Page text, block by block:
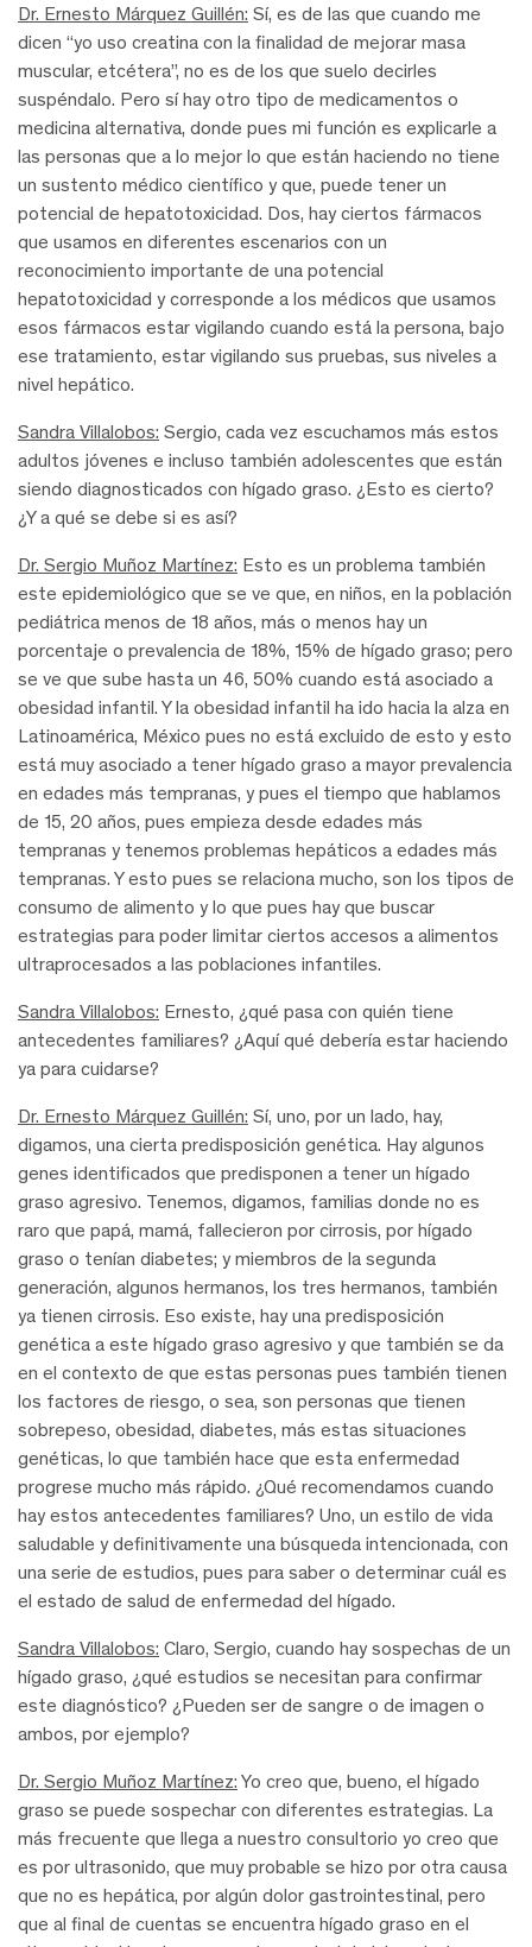
Dr. Ernesto Márquez Guillén: Sí, es de las que cuando me
dicen “yo uso creatina con la finalidad de mejorar masa
muscular, etcétera”, no es de los que suelo decirles
suspéndalo. Pero sí hay otro tipo de medicamentos o
medicina alternativa, donde pues mi función es explicarle a
las personas que a lo mejor lo que están haciendo no tiene
un sustento médico científico y que, puede tener un
potencial de hepatotoxicidad. Dos, hay ciertos fármacos
que usamos en diferentes escenarios con un
reconocimiento importante de una potencial
hepatotoxicidad y corresponde a los médicos que usamos
esos fármacos estar vigilando cuando está la persona, bajo
ese tratamiento, estar vigilando sus pruebas, sus niveles a
nivel hepático.
Sandra Villalobos: Sergio, cada vez escuchamos más estos
adultos jóvenes e incluso también adolescentes que están
siendo diagnosticados con hígado graso. ¿Esto es cierto?
¿Y a qué se debe si es así?
Dr. Sergio Muñoz Martínez: Esto es un problema también
este epidemiológico que se ve que, en niños, en la población
pediátrica menos de 18 años, más o menos hay un
porcentaje o prevalencia de 18%, 15% de hígado graso; pero
se ve que sube hasta un 46, 50% cuando está asociado a
obesidad infantil. Y la obesidad infantil ha ido hacia la alza en
Latinoamérica, México pues no está excluido de esto y esto
está muy asociado a tener hígado graso a mayor prevalencia
en edades más tempranas, y pues el tiempo que hablamos
de 15, 20 años, pues empieza desde edades más
tempranas y tenemos problemas hepáticos a edades más
tempranas. Y esto pues se relaciona mucho, son los tipos de
consumo de alimento y lo que pues hay que buscar
estrategias para poder limitar ciertos accesos a alimentos
ultraprocesados a las poblaciones infantiles.
Sandra Villalobos: Ernesto, ¿qué pasa con quién tiene
antecedentes familiares? ¿Aquí qué debería estar haciendo
ya para cuidarse?
Dr. Ernesto Márquez Guillén: Sí, uno, por un lado, hay,
digamos, una cierta predisposición genética. Hay algunos
genes identificados que predisponen a tener un hígado
graso agresivo. Tenemos, digamos, familias donde no es
raro que papá, mamá, fallecieron por cirrosis, por hígado
graso o tenían diabetes; y miembros de la segunda
generación, algunos hermanos, los tres hermanos, también
ya tienen cirrosis. Eso existe, hay una predisposición
genética a este hígado graso agresivo y que también se da
en el contexto de que estas personas pues también tienen
los factores de riesgo, o sea, son personas que tienen
sobrepeso, obesidad, diabetes, más estas situaciones
genéticas, lo que también hace que esta enfermedad
progrese mucho más rápido. ¿Qué recomendamos cuando
hay estos antecedentes familiares? Uno, un estilo de vida
saludable y definitivamente una búsqueda intencionada, con
una serie de estudios, pues para saber o determinar cuál es
el estado de salud de enfermedad del hígado.
Sandra Villalobos: Claro, Sergio, cuando hay sospechas de un
hígado graso, ¿qué estudios se necesitan para confirmar
este diagnóstico? ¿Pueden ser de sangre o de imagen o
ambos, por ejemplo?
Dr. Sergio Muñoz Martínez: Yo creo que, bueno, el hígado
graso se puede sospechar con diferentes estrategias. La
más frecuente que llega a nuestro consultorio yo creo que
es por ultrasonido, que muy probable se hizo por otra causa
que no es hepática, por algún dolor gastrointestinal, pero
que al final de cuentas se encuentra hígado graso en el